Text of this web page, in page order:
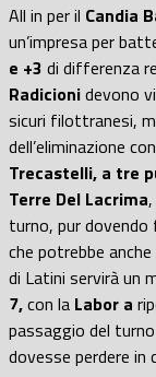
All in per il Candia
un’impresa per
e +3 di differenza
Radicionidevono
sicuri filottranesi,
dell’eliminazione
Trecastelli, a tre
Terre Del Lacrima
turno, pur
che potrebbe
di Latini servirà un
7,con la Labor a
passaggio del
dovesse perdere in